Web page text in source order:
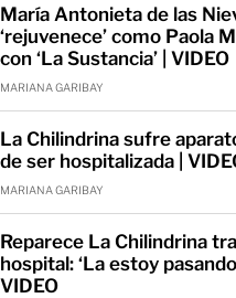
María Antonieta de las
‘rejuvenece’ como Paola
con ‘La Sustancia’ | VIDEO
MARIANA GARIBAY
La Chilindrina sufre
de ser hospitalizada |
MARIANA GARIBAY
Reparece La Chilindrina
hospital: ‘La estoy pasando
VIDEO